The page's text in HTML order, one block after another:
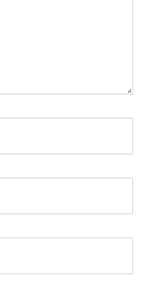
:*
:*
: